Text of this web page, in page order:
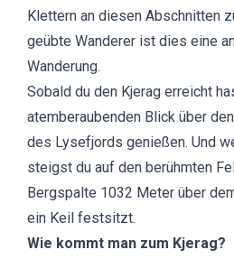
Klettern an diesen Abschnitten
geübte Wanderer ist dies eine
Wanderung.
Sobald du den Kjerag erreicht
atemberaubenden Blick über
des Lysefjords genießen. Und
steigst du auf den berühmten
Bergspalte 1032 Meter über
ein Keil festsitzt.
Wie kommt man zum Kjerag?